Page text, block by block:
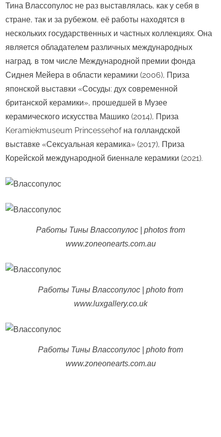
Тина Влассопулос не раз выставлялась, как у себя в
стране, так и за рубежом, её работы находятся в
нескольких государственных и частных коллекциях. Она
является обладателем различных международных
наград, в том числе Международной премии фонда
Сиднея Мейера в области керамики (2006), Приза
японской выставки «Сосуды: дух современной
британской керамики», прошедшей в Музее
керамического искусства Машико (2014), Приза
Keramiekmuseum Princessehof на голландской
выставке «Сексуальная керамика» (2017), Приза
Корейской международной биеннале керамики (2021).
Работы Тины Влассопулос | photos from
www.zoneonearts.com.au
Работы Тины Влассопулос | photo from
www.luxgallery.co.uk
Работы Тины Влассопулос | photo from
www.zoneonearts.com.au